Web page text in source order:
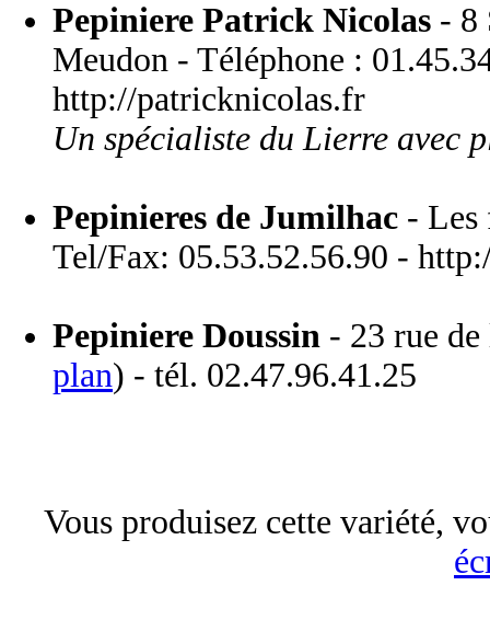
Pepiniere Patrick Nicolas - 8
Meudon - Téléphone :
http://patricknicolas.fr
Un spécialiste du Lierre avec
Pepinieres de Jumilhac - Les
Tel/Fax: 05.53.52.56.90 -
Pepiniere Doussin - 23 rue
plan) - tél. 02.47.96.41.25
Vous produisez cette variété,